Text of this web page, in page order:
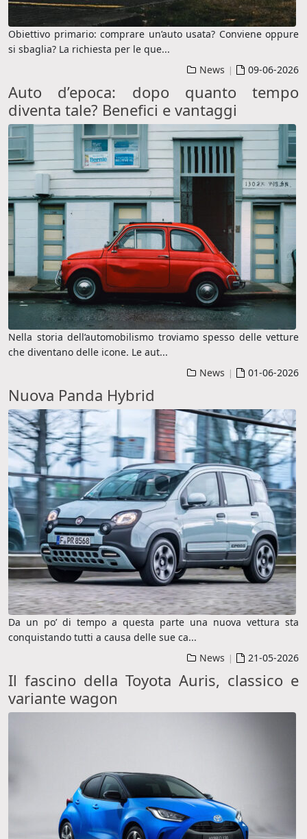
Obiettivo primario: comprare un’auto usata? Conviene oppure
si sbaglia? La richiesta per le que...
News | 09-06-2026
Auto d’epoca: dopo quanto tempo
diventa tale? Benefici e vantaggi
Nella storia dell’automobilismo troviamo spesso delle vetture
che diventano delle icone. Le aut...
News | 01-06-2026
Nuova Panda Hybrid
Da un po’ di tempo a questa parte una nuova vettura sta
conquistando tutti a causa delle sue ca...
News | 21-05-2026
Il fascino della Toyota Auris, classico e
variante wagon